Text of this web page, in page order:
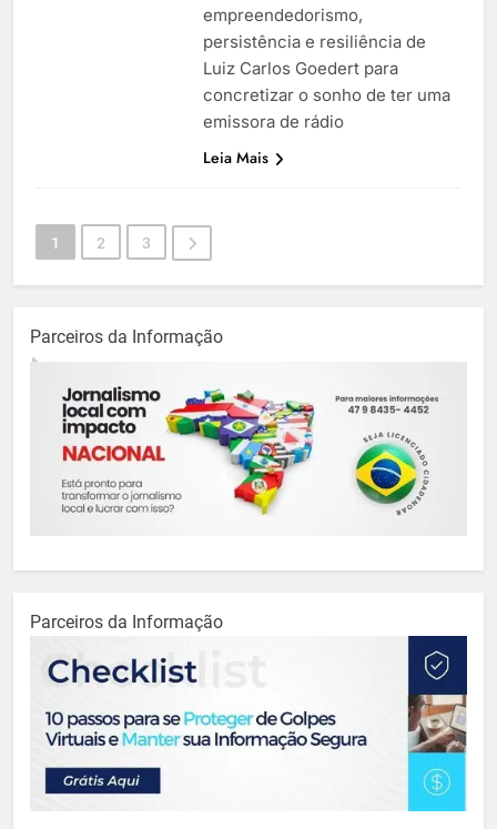
empreendedorismo,
persistência e resiliência de
Luiz Carlos Goedert para
concretizar o sonho de ter uma
emissora de rádio
Leia Mais
1 2 3
Parceiros da Informação
Parceiros da Informação